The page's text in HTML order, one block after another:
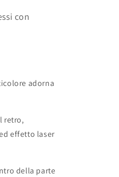
con
adorna
retro,
effetto laser
della parte